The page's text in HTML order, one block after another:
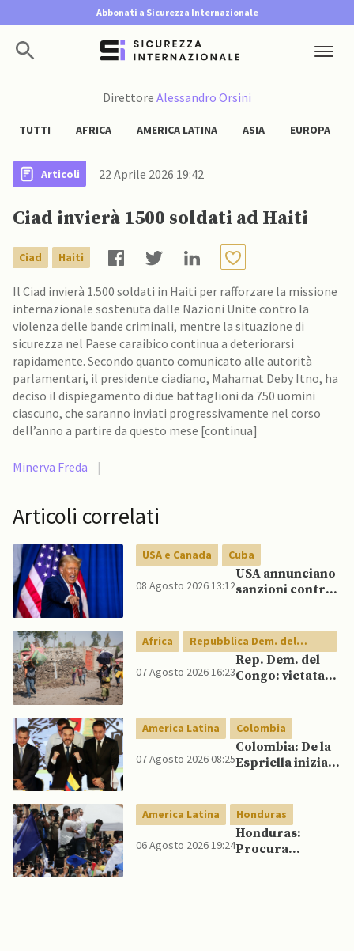
Abbonati a Sicurezza Internazionale
Direttore Alessandro Orsini
TUTTI AFRICA AMERICA LATINA ASIA EUROPA
Articoli 22 Aprile 2026 19:42
Ciad invierà 1500 soldati ad Haiti
Ciad Haiti
Il Ciad invierà 1.500 soldati in Haiti per rafforzare la missione
internazionale sostenuta dalle Nazioni Unite contro la
violenza delle bande criminali, mentre la situazione di
sicurezza nel Paese caraibico continua a deteriorarsi
rapidamente. Secondo quanto comunicato alle autorità
parlamentari, il presidente ciadiano, Mahamat Deby Itno, ha
deciso il dispiegamento di due battaglioni da 750 uomini
ciascuno, che saranno inviati progressivamente nel corso
dell’anno a partire da questo mese [continua]
Minerva Freda |
Articoli correlati
USA e Canada Cuba
08 Agosto 2026 13:12
USA annunciano
sanzioni contro
Africa
Repubblica Dem. del
Congo
07 Agosto 2026 16:23
Rep. Dem. del
Congo: vietata
rame e cobalto
America Latina Colombia
07 Agosto 2026 08:25
Colombia: De la
Espriella inizia il
America Latina Honduras
06 Agosto 2026 19:24
Honduras:
Procura